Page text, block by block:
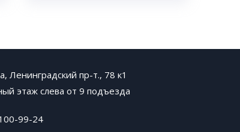
Ленинградский пр-т., 78 к1
этаж слева от 9 подъезда
99-24